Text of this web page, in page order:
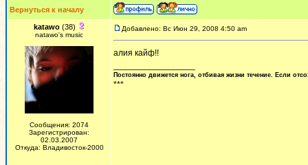
Вернуться к началу
katawo(38)
natawo's music
Сообщения: 2074
Зарегистрирован:
02.03.2007
Откуда: Владивосток-2000
Добавлено: Вс Июн 29, 2008 4:50 am
алия кайф!!
Постоянно движется нога, отбивая жизни течение. Если
***